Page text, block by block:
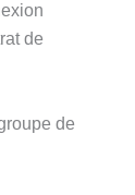
de
de